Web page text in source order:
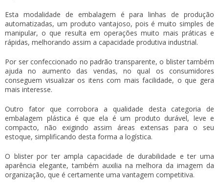
Esta modalidade de embalagem é para linhas de produção
automatizadas, um produto vantajoso, pois é muito simples de
manipular, o que resulta em operações muito mais práticas e
rápidas, melhorando assim a capacidade produtiva industrial.
Por ser confeccionado no padrão transparente, o blister também
ajuda no aumento das vendas, no qual os consumidores
conseguem visualizar os itens com mais facilidade, o que gera
mais interesse.
Outro fator que corrobora a qualidade desta categoria de
embalagem plástica é que ela é um produto durável, leve e
compacto, não exigindo assim áreas extensas para o seu
estoque, simplificando desta forma a logística.
O blister por ter ampla capacidade de durabilidade e ter uma
aparência elegante, também auxilia na melhora da imagem da
organização, que é certamente uma vantagem competitiva.